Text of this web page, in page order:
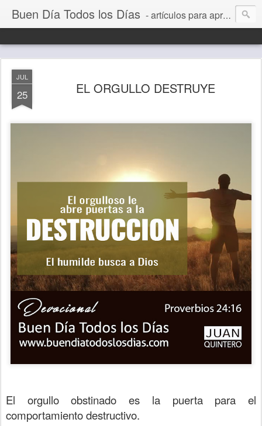
Buen Día Todos los Días - artículos para aprender a vivir mejor, un día a la vez. Por Juan C Quintero
JUL
25 EL ORGULLO DESTRUYE
El orgullo obstinado es la puerta para el
comportamiento destructivo.